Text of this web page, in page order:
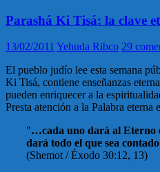
Parashá Ki Tisá: la clave
13/02/2011 Yehuda Ribco 29
El pueblo judío lee esta semana
Ki Tisá, contiene enseñanzas
pueden enriquecer a la
Presta atención a la Palabra
"…cada uno dará al Eterno
dará todo el que sea
(Shemot / Éxodo 30:12, 13)